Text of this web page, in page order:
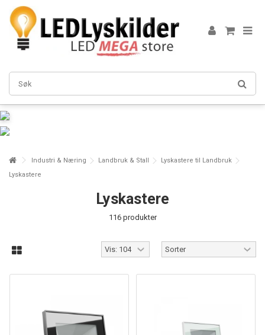
Industri & Næring Landbruk & Stall
Lyskastere til Landbruk
Lyskastere
Lyskastere
116 produkter